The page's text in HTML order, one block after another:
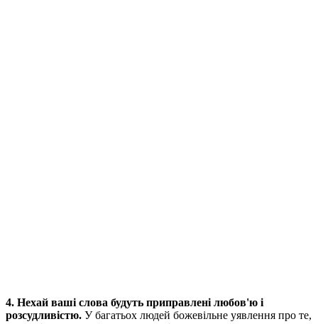
4. Нехай ваші слова будуть приправлені любов'ю і
розсудливістю. У багатьох людей божевільне уявлення про те,